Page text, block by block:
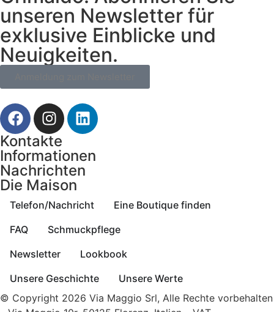
unseren Newsletter für
exklusive Einblicke und
Neuigkeiten.
Kontakte
Informationen
Nachrichten
Die Maison
Telefon/Nachricht
Eine Boutique finden
FAQ
Schmuckpflege
Newsletter
Lookbook
Unsere Geschichte
Unsere Werte
© Copyright 2026 Via Maggio Srl, Alle Rechte vorbehalten